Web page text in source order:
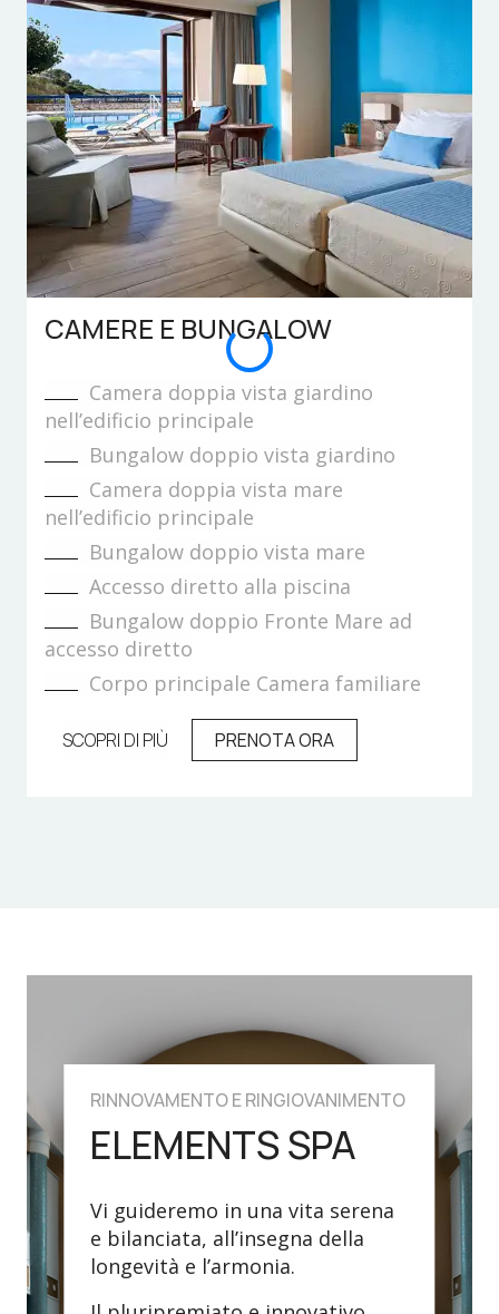
CAMERE E BUNGALOW
Camera doppia vista giardino
nell’edificio principale
Bungalow doppio vista giardino
Camera doppia vista mare
nell’edificio principale
Bungalow doppio vista mare
Accesso diretto alla piscina
Bungalow doppio Fronte Mare ad
accesso diretto
Corpo principale Camera familiare
SCOPRI DI PIÙ PRENOTA ORA
RINNOVAMENTO E RINGIOVANIMENTO
ELEMENTS SPA
Vi guideremo in una vita serena
e bilanciata, all’insegna della
longevità e l’armonia.